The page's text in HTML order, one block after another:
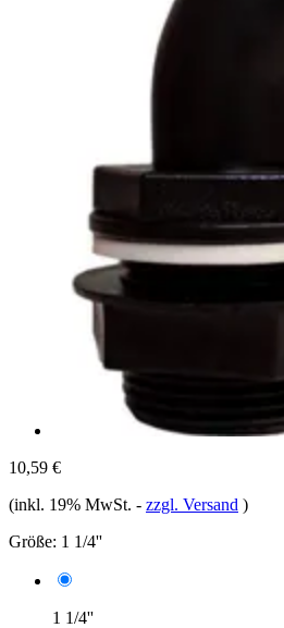
10,59 €
(inkl. 19% MwSt. - zzgl. Versand )
Größe: 1 1/4''
1 1/4''